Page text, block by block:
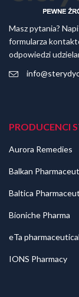
Masz pytania?
formularza
odpowiedzi
PRODUCENCI
Aurora Remedies
Balkan
Baltica
Bioniche Pharma
eTa
IONS Pharmacy